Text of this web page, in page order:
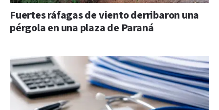
Fuertes ráfagas de viento derribaron una
pérgola en una plaza de Paraná